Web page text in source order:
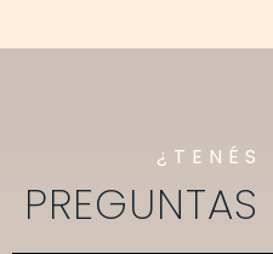
¿TENÉS
PREGUNTAS